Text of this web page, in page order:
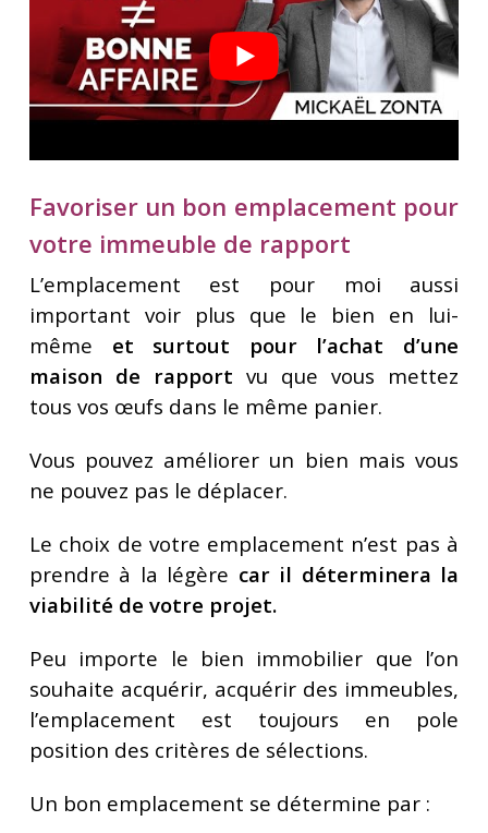
Favoriser un bon emplacement pour
votre immeuble de rapport
L’emplacement est pour moi aussi
important voir plus que le bien en lui-
même et surtout pour l’achat d’une
maison de rapport vu que vous mettez
tous vos œufs dans le même panier.
Vous pouvez améliorer un bien mais vous
ne pouvez pas le déplacer.
Le choix de votre emplacement n’est pas à
prendre à la légère car il déterminera la
viabilité de votre projet.
Peu importe le bien immobilier que l’on
souhaite acquérir, acquérir des immeubles,
l’emplacement est toujours en pole
position des critères de sélections.
Un bon emplacement se détermine par :